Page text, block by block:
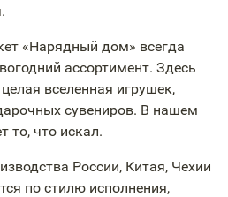
«Нарядный дом» всегда
ассортимент. Здесь
вселенная игрушек,
сувениров. В нашем
то, что искал.
России, Китая, Чехии
по стилю исполнения,